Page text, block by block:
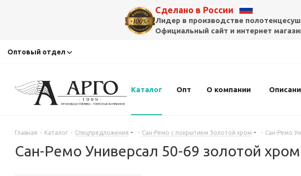
Сделано в России
Лидер в производстве
Официальный сайт и интернет
Оптовый отдел
Каталог Опт О компании
Главная - Каталог - Спецпредложения - Сан-Ремо с покрытием Золотой хром - Сан-Ремо
Сан-Ремо Универсал 50-69 золотой хром